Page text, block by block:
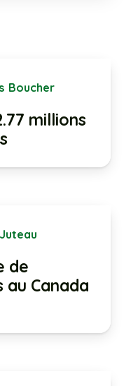
Boucher
millions
de
Canada